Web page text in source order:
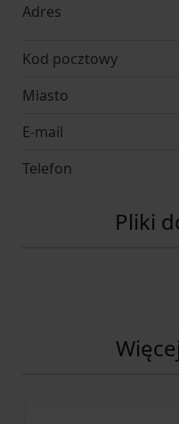
Adres
Kod pocztowy
Miasto
E-mail
Telefon
Pliki